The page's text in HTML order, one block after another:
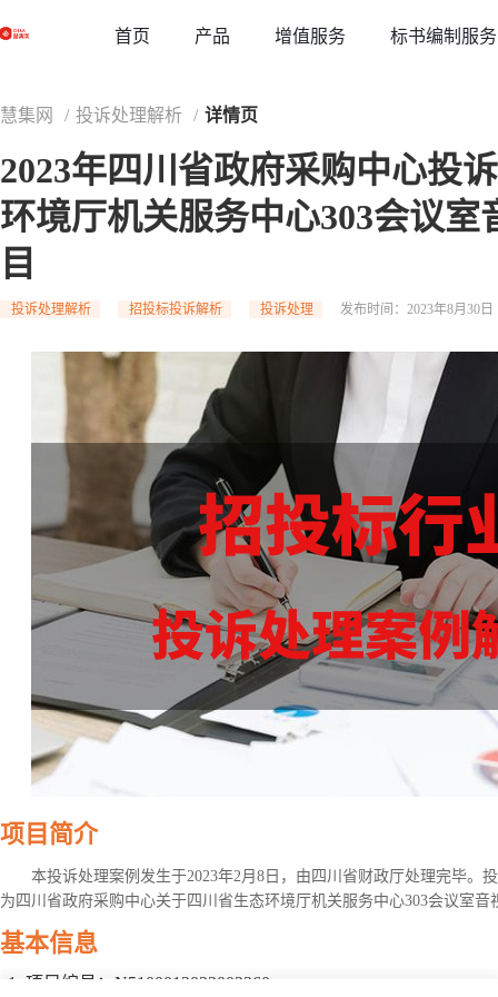
首页 产品 增值服务 标书编制服务
慧集网 / 投诉处理解析 / 详情页
2023年四川省政府采购中心投
环境厅机关服务中心303会议
目
投诉处理解析 招投标投诉解析 投诉处理 发布时间：2023年8月30日
项目简介
本投诉处理案例发生于2023年2月8日，由四川省财政厅处理完毕。
为四川省政府采购中心关于四川省生态环境厅机关服务中心303会议室
基本信息
项目编号：N5100012022002360